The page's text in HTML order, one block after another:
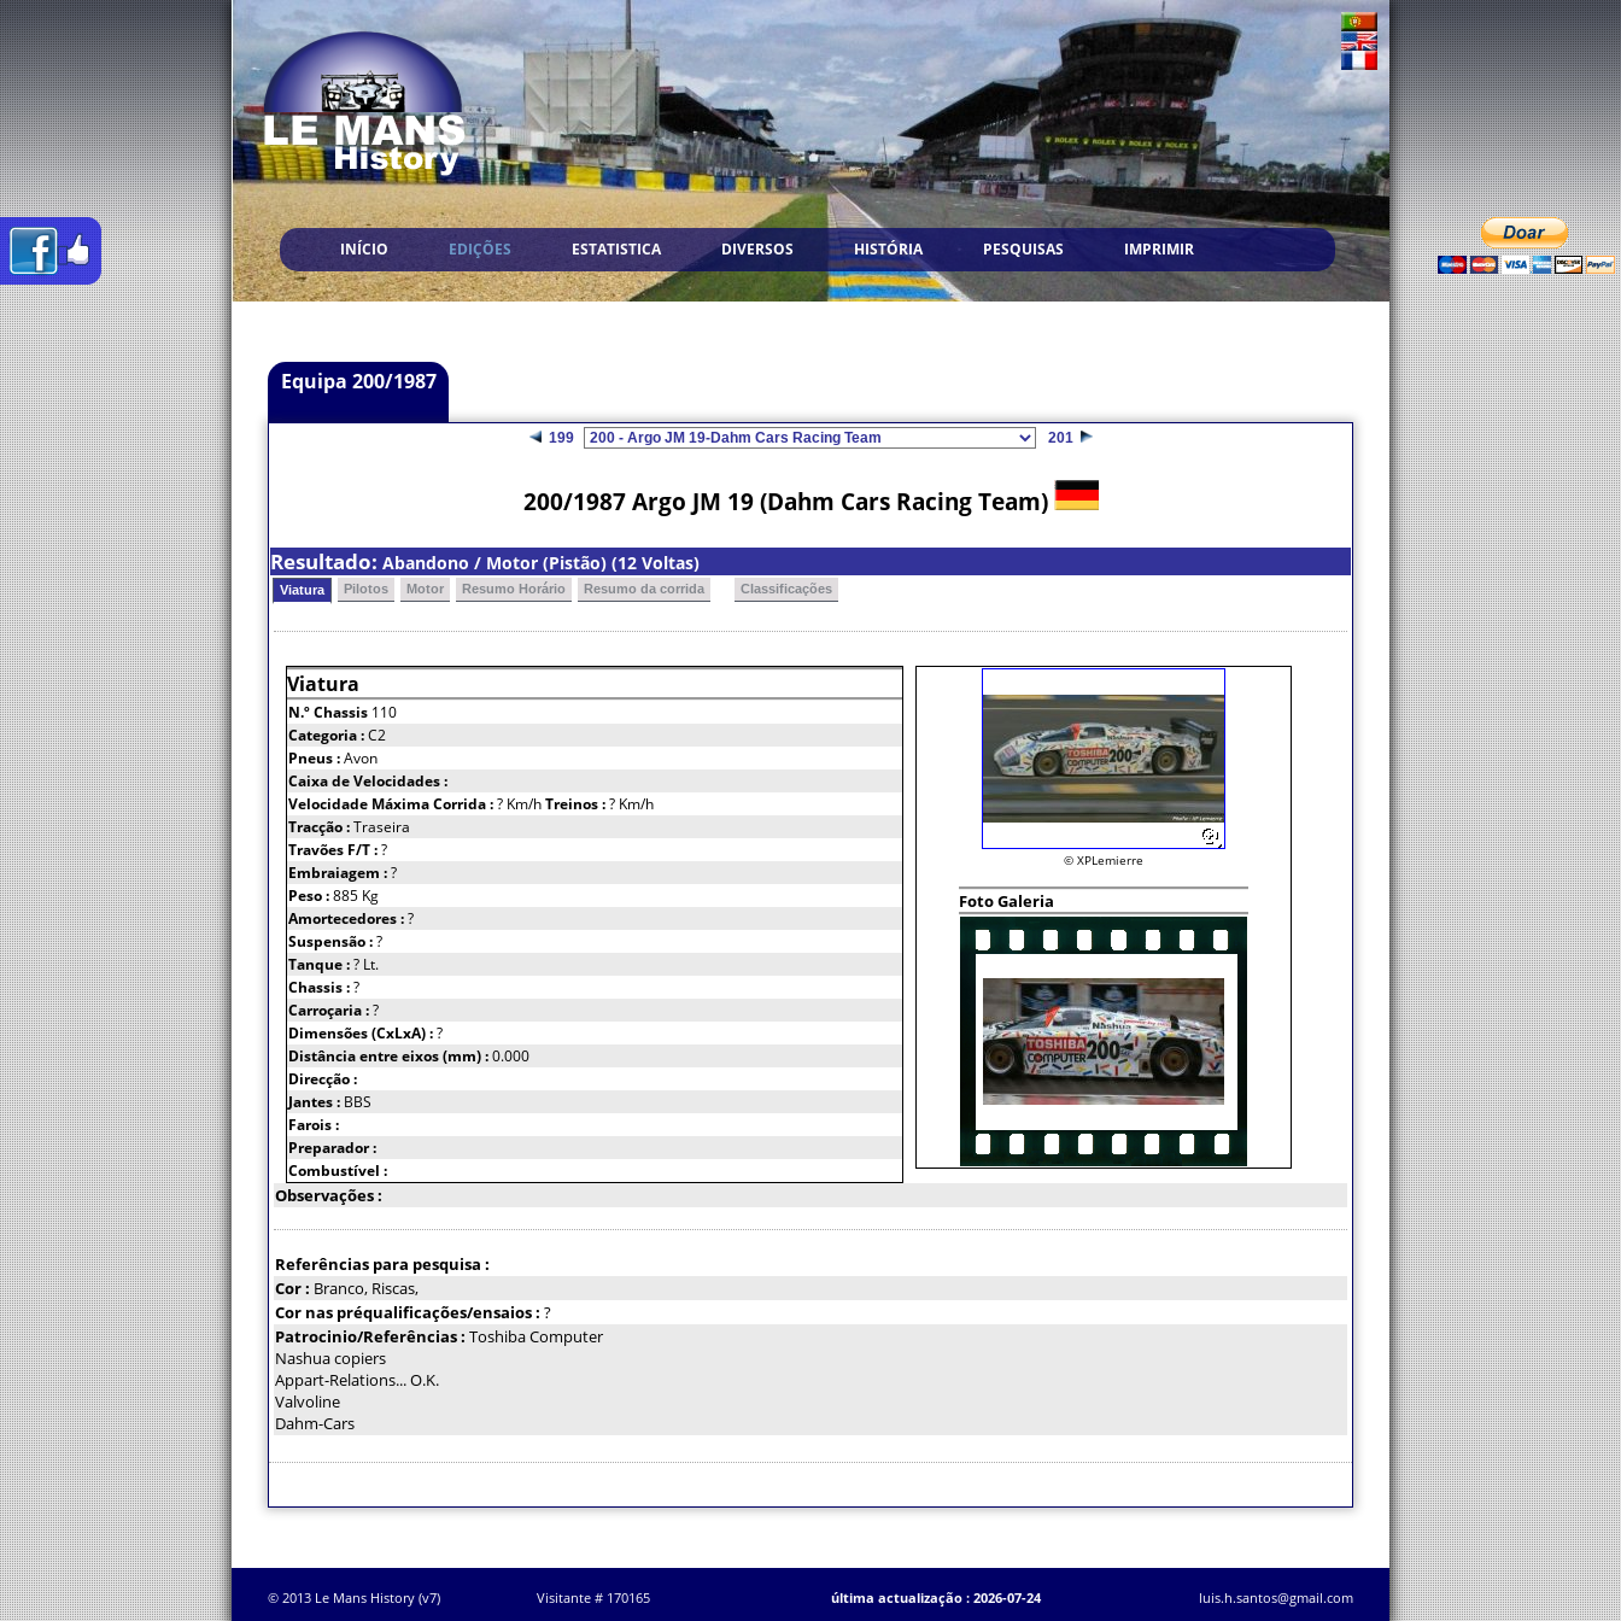
INÍCIO EDIÇÕES ESTATISTICA DIVERSOS HISTÓRIA PESQUISAS IMPRIMIR
Equipa 200/1987
199 201
200/1987 Argo JM 19 (Dahm Cars Racing Team)
Resultado: Abandono / Motor (Pistão) (12 Voltas)
Viatura Pilotos Motor Resumo Horário Resumo da corrida Classificações
Viatura
N.º Chassis 110
Categoria :C2
Pneus :Avon
Caixa de Velocidades :
Velocidade Máxima Corrida :? Km/hTreinos :? Km/h
Tracção :Traseira
Travões F/T :?
Embraiagem :?
Peso :885 Kg
Amortecedores :?
Suspensão :?
Tanque :? Lt.
Chassis :?
Carroçaria :?
Dimensões (CxLxA) :?
Distância entre eixos (mm) :0.000
Direcção :
Jantes : BBS
Farois :
Preparador :
Combustível :
© XPLemierre
Foto Galeria
Observações :
Referências para pesquisa :
Cor : Branco, Riscas,
Cor nas préqualificações/ensaios : ?
Patrocinio/Referências : Toshiba Computer
Nashua copiers
Appart-Relations... O.K.
Valvoline
Dahm-Cars
© 2013 Le Mans History (v7) Visitante # 170165 última actualização : 2026-07-24 luis.h.santos@gmail.com